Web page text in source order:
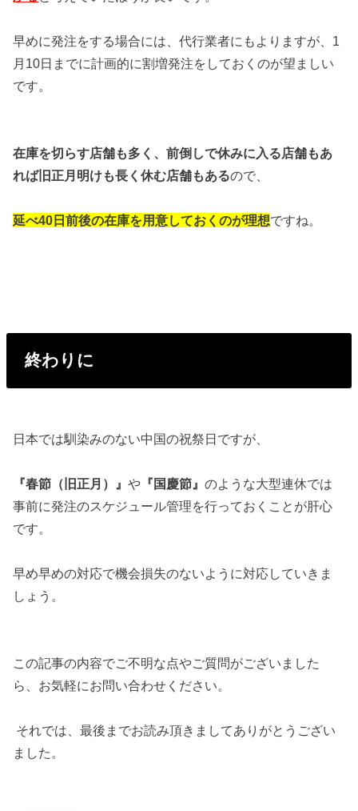
早めに発注をする場合には、代行業者にもよりますが、1
月10日までに計画的に割増発注をしておくのが望ましい
です。
在庫を切らす店舗も多く、前倒しで休みに入る店舗もあ
れば旧正月明けも長く休む店舗もあるので、
延べ40日前後の在庫を用意しておくのが理想ですね。
終わりに
日本では馴染みのない中国の祝祭日ですが、
『春節（旧正月）』や 『国慶節』のような大型連休では
事前に発注のスケジュール管理を行っておくことが肝心
です。
早め早めの対応で機会損失のないように対応していきま
しょう。
この記事の内容でご不明な点やご質問がございました
ら、お気軽にお問い合わせください。
それでは、最後までお読み頂きましてありがとうござい
ました。